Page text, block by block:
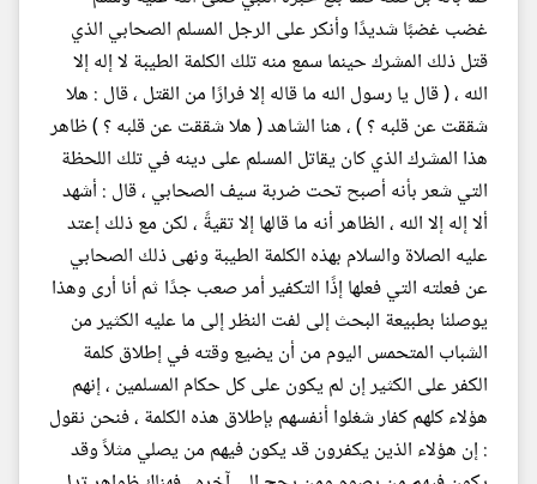
غضب غضبًا شديدًا وأنكر على الرجل المسلم الصحابي الذي
قتل ذلك المشرك حينما سمع منه تلك الكلمة الطيبة لا إله إلا
الله ، ( قال يا رسول الله ما قاله إلا فرارًا من القتل ، قال : هلا
شققت عن قلبه ؟ ) ، هنا الشاهد ( هلا شققت عن قلبه ؟ ) ظاهر
هذا المشرك الذي كان يقاتل المسلم على دينه في تلك اللحظة
التي شعر بأنه أصبح تحت ضربة سيف الصحابي ، قال : أشهد
ألا إله إلا الله ، الظاهر أنه ما قالها إلا تقيةً ، لكن مع ذلك إعتد
عليه الصلاة والسلام بهذه الكلمة الطيبة ونهى ذلك الصحابي
عن فعلته التي فعلها إذًا التكفير أمر صعب جدًا ثم أنا أرى وهذا
يوصلنا بطبيعة البحث إلى لفت النظر إلى ما عليه الكثير من
الشباب المتحمس اليوم من أن يضيع وقته في إطلاق كلمة
الكفر على الكثير إن لم يكون على كل حكام المسلمين ، إنهم
هؤلاء كلهم كفار شغلوا أنفسهم بإطلاق هذه الكلمة ، فنحن نقول
: إن هؤلاء الذين يكفرون قد يكون فيهم من يصلي مثلاً وقد